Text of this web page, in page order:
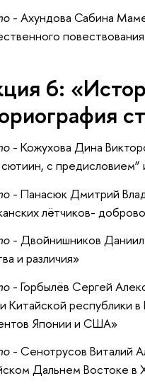
- Ахундова Сабина
6:
- Кожухова Дина
с предисловием”
- Панасюк Дмитрий
лётчиков-
- Двойнишников Даниил
и различия»
- Горбылёв Сергей
Китайской республики
Японии и США»
- Сенотрусов Виталий
Дальнем Востоке в